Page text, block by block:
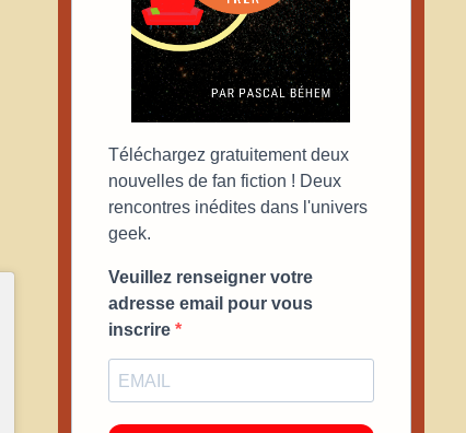
Téléchargez gratuitement deux
nouvelles de fan fiction ! Deux
rencontres inédites dans l'univers
geek.
Veuillez renseigner votre
adresse email pour vous
inscrire